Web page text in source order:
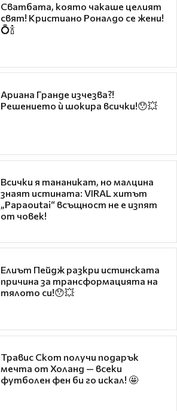
Сватбата, която чакаше целият
свят! Кристиано Роналдо се жени!
💍🍾
Ариана Гранде изчезва?!
Решението ѝ шокира всички!😯💥
Всички я тананикат, но малцина
знаят истината: VIRAL хитът
„Papaoutai“ всъщност не е изпят
от човек!
Елиът Пейдж разкри истинската
причина за трансформацията на
тялото си!😯💥
Травис Скот получи подарък
мечта от Холанд — всеки
футболен фен би го искал! 🤩